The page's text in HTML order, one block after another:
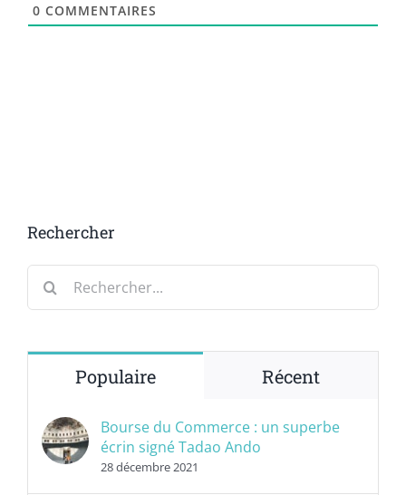
0 COMMENTAIRES
Rechercher
Rechercher:
Populaire Récent
Bourse du Commerce : un superbe
écrin signé Tadao Ando
28 décembre 2021